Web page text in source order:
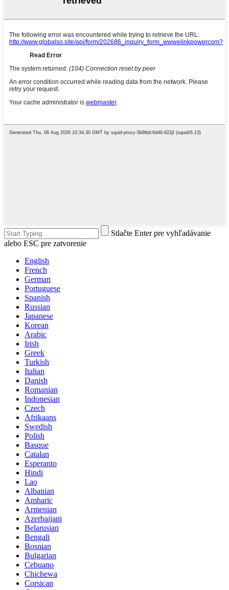
Stlačte Enter pre vyhľadávanie
alebo ESC pre zatvorenie
English
French
German
Portuguese
Spanish
Russian
Japanese
Korean
Arabic
Irish
Greek
Turkish
Italian
Danish
Romanian
Indonesian
Czech
Afrikaans
Swedish
Polish
Basque
Catalan
Esperanto
Hindi
Lao
Albanian
Amharic
Armenian
Azerbaijani
Belarusian
Bengali
Bosnian
Bulgarian
Cebuano
Chichewa
Corsican